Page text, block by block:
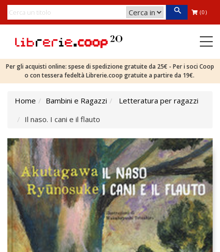
(0)
Per gli acquisti online: spese di spedizione gratuite da 25€ - Per i soci Coop
o con tessera fedeltà Librerie.coop gratuite a partire da 19€.
Home Bambini e Ragazzi
Letteratura per ragazzi
Il naso. I cani e il flauto